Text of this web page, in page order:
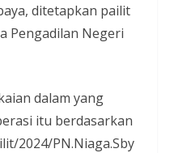
ditetapkan pailit
Pengadilan Negeri
dalam yang
itu berdasarkan
2024/PN.Niaga.Sby